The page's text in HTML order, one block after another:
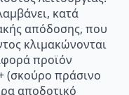
κατά
απόδοσης, που
κλιμακώνονται
προϊόν
(σκούρο πράσινο
αποδοτικό